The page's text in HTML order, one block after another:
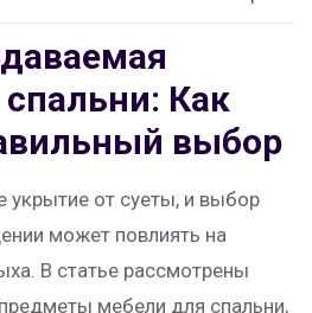
Как
выбор
укрытие от суеты, и выбор
может повлиять на
В статье рассмотрены
мебели для спальни,